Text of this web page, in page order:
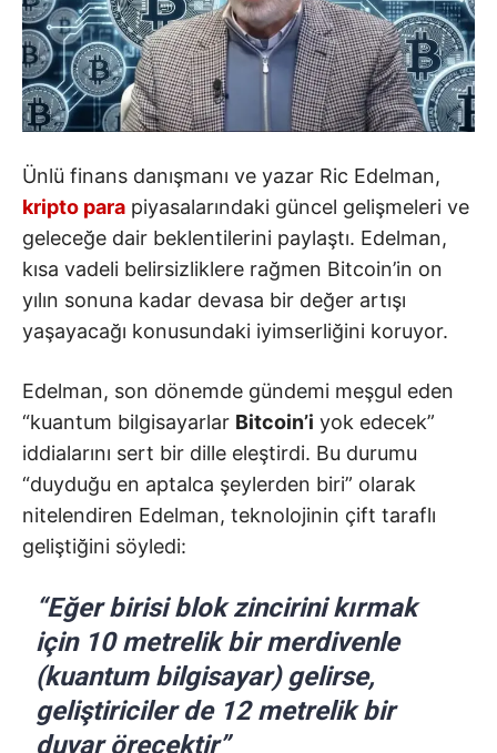
Ünlü finans danışmanı ve yazar Ric Edelman,
kripto para piyasalarındaki güncel gelişmeleri ve
geleceğe dair beklentilerini paylaştı. Edelman,
kısa vadeli belirsizliklere rağmen Bitcoin’in on
yılın sonuna kadar devasa bir değer artışı
yaşayacağı konusundaki iyimserliğini koruyor.
Edelman, son dönemde gündemi meşgul eden
“kuantum bilgisayarlar Bitcoin’i yok edecek”
iddialarını sert bir dille eleştirdi. Bu durumu
“duyduğu en aptalca şeylerden biri” olarak
nitelendiren Edelman, teknolojinin çift taraflı
geliştiğini söyledi:
“Eğer birisi blok zincirini kırmak
için 10 metrelik bir merdivenle
(kuantum bilgisayar) gelirse,
geliştiriciler de 12 metrelik bir
duvar örecektir”